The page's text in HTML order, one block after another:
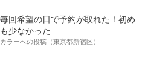
回希望の日で予約が取れた！初め
少なかった
ラーへの投稿（東京都新宿区）